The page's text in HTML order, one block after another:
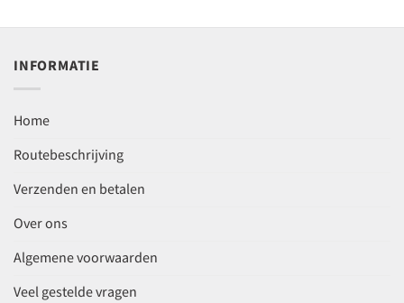
INFORMATIE
Home
Routebeschrijving
Verzenden en betalen
Over ons
Algemene voorwaarden
Veel gestelde vragen